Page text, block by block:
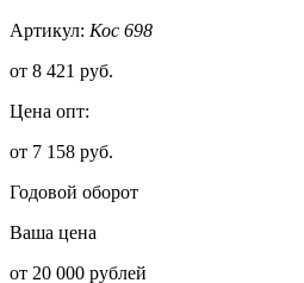
Артикул: Кос 698
от 8 421 руб.
Цена опт:
от 7 158 руб.
Годовой оборот
Ваша цена
от 20 000 рублей